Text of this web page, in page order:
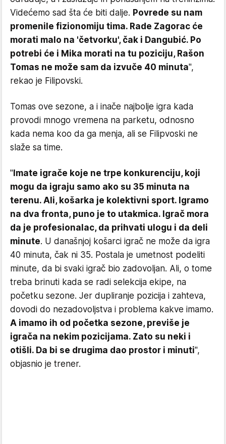
Videćemo sad šta će biti dalje. Povrede su nam
promenile fizionomiju tima. Rade Zagorac će
morati malo na 'četvorku', čak i Dangubić. Po
potrebi će i Mika morati na tu poziciju, Rašon
Tomas ne može sam da izvuče 40 minuta",
rekao je Filipovski.
Tomas ove sezone, a i inače najbolje igra kada
provodi mnogo vremena na parketu, odnosno
kada nema koo da ga menja, ali se Filipvoski ne
slaže sa time.
" Imate igrače koje ne trpe konkurenciju, koji
mogu da igraju samo ako su 35 minuta na
terenu. Ali, košarka je kolektivni sport. Igramo
na dva fronta, puno je to utakmica. Igrač mora
da je profesionalac, da prihvati ulogu i da deli
minute. U današnjoj košarci igrač ne može da igra
40 minuta, čak ni 35. Postala je umetnost podeliti
minute, da bi svaki igrač bio zadovoljan. Ali, o tome
treba brinuti kada se radi selekcija ekipe, na
početku sezone. Jer dupliranje pozicija i zahteva,
dovodi do nezadovoljstva i problema kakve imamo.
A imamo ih od početka sezone, previše je
igrača na nekim pozicijama. Zato su neki i
otišli. Da bi se drugima dao prostor i minuti",
objasnio je trener.